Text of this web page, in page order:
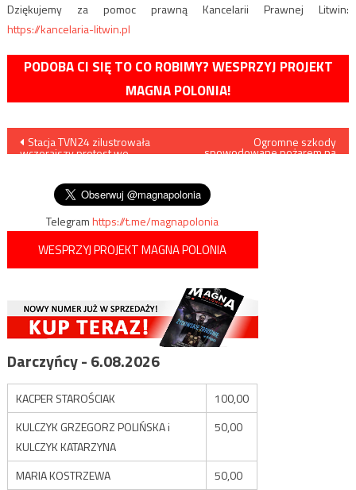
Dziękujemy za pomoc prawną Kancelarii Prawnej Litwin:
https://kancelaria-litwin.pl
PODOBA CI SIĘ TO CO ROBIMY? WESPRZYJ PROJEKT
MAGNA POLONIA!
Nawigacja
wpisu
Stacja TVN24 zilustrowała
wczorajszy protest we
Ogromne szkody
spowodowane pożarem na
Telegramhttps://t.me/magnapolonia
WESPRZYJ PROJEKT MAGNA POLONIA
Darczyńcy - 6.08.2026
KACPER STAROŚCIAK
100,00
KULCZYK GRZEGORZ POLIŃSKA i
KULCZYK KATARZYNA
50,00
MARIA KOSTRZEWA 50,00